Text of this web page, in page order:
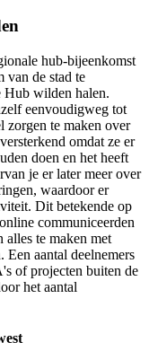
hub-bijeenkomst
van de stad te
Hub wilden halen.
eenvoudigweg tot
zorgen te maken over
omdat ze er
doen en het heeft
je er later meer over
waardoor er
Dit betekende op
communiceerden
alles te maken met
Een aantal deelnemers
of projecten buiten de
het aantal